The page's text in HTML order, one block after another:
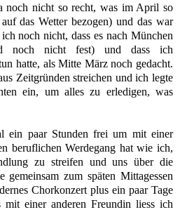
noch nicht so recht, was im April so
das Wetter bezogen) und das war
noch nicht, dass es nach München
noch nicht fest) und dass ich
hatte, als Mitte März noch gedacht.
Zeitgründen streichen und ich legte
ein, um alles zu erledigen, was
ein paar Stunden frei um mit einer
beruflichen Werdegang hat wie ich,
zu streifen und uns über die
gemeinsam zum späten Mittagessen
Chorkonzert plus ein paar Tage
mit einer anderen Freundin liess ich